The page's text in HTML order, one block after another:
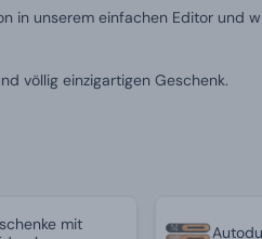
in unserem einfachen Editor
völlig einzigartigen Geschenk.
mit